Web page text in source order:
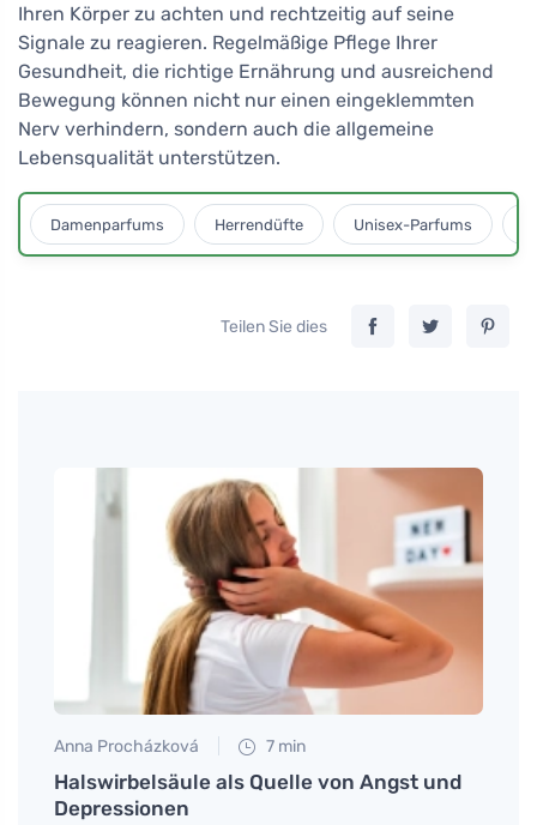
Ihren Körper zu achten und rechtzeitig auf seine
Signale zu reagieren. Regelmäßige Pflege Ihrer
Gesundheit, die richtige Ernährung und ausreichend
Bewegung können nicht nur einen eingeklemmten
Nerv verhindern, sondern auch die allgemeine
Lebensqualität unterstützen.
Damenparfums Herrendüfte Unisex-Parfums
Teilen Sie dies
Anna Procházková 7 min
Halswirbelsäule als Quelle von Angst und
Depressionen